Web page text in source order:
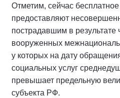
Отметим, сейчас
предоставляют
пострадавшим в результате
вооруженных
у которых на дату
социальных услуг
превышает предельную
субъекта РФ.